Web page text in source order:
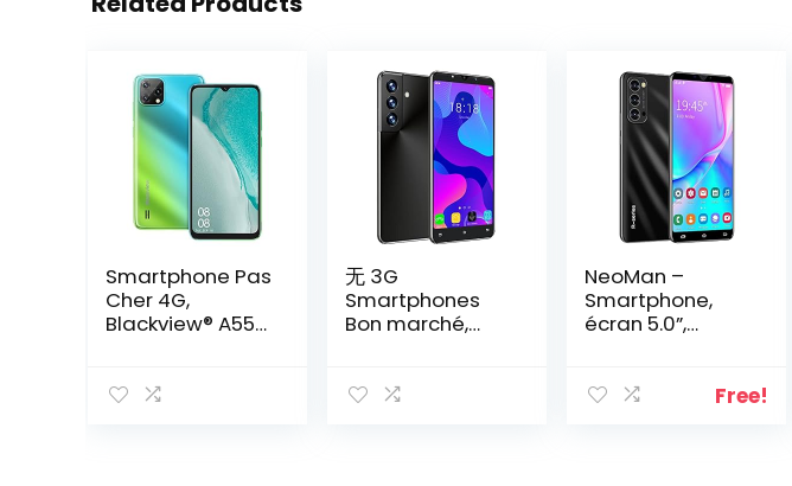
Smartphone Pas
Cher 4G,
Blackview® A55
Android 11
无 3G
Smartphones
Bon marché,
Android OS, 4.5
NeoMan –
Smartphone,
écran 5.0”,
4 Go ROM,
Free!